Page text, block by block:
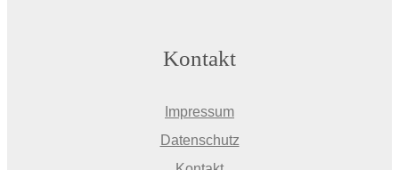
Kontakt
Impressum
Datenschutz